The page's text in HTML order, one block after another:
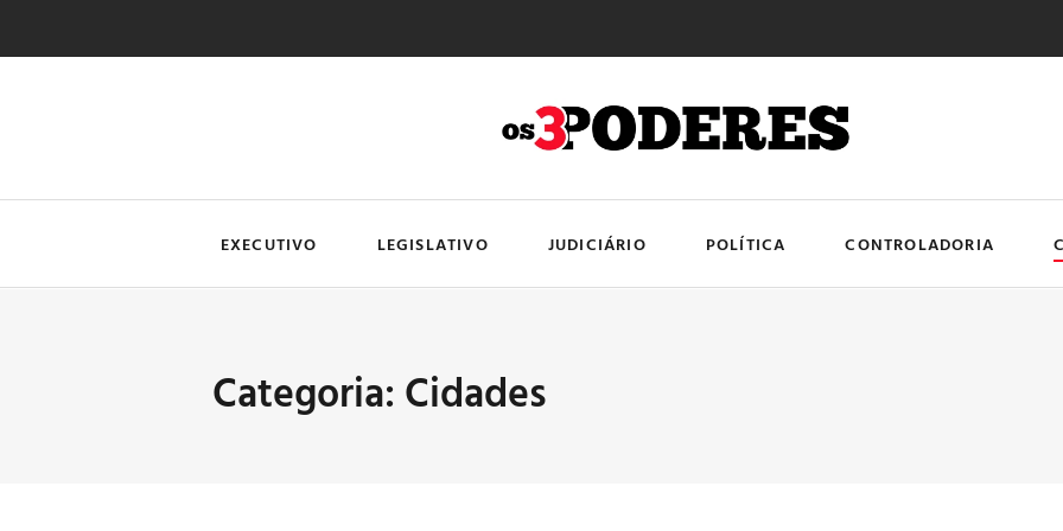
EXECUTIVO LEGISLATIVO JUDICIÁRIO POLÍTICA CONTROLADORIA
Categoria: Cidades